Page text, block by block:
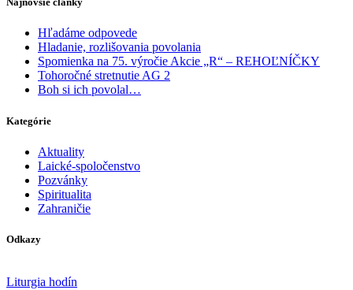
Hľadáme odpovede
Hladanie, rozlišovania povolania
Spomienka na 75. výročie Akcie „R“ – REHOĽNÍČKY
Tohoročné stretnutie AG 2
Boh si ich povolal…
Kategórie
Aktuality
Laické-spoločenstvo
Pozvánky
Spiritualita
Zahraničie
Odkazy
Liturgia hodín